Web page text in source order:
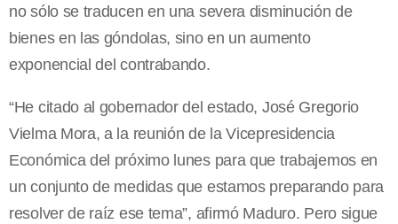
no sólo se traducen en una severa disminución de
bienes en las góndolas, sino en un aumento
exponencial del contrabando.
“He citado al gobernador del estado, José Gregorio
Vielma Mora, a la reunión de la Vicepresidencia
Económica del próximo lunes para que trabajemos en
un conjunto de medidas que estamos preparando para
resolver de raíz ese tema”, afirmó Maduro. Pero sigue